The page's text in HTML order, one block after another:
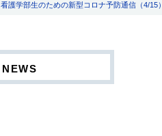
看護学部生のための新型コロナ予防通信（4/15）
NEWS